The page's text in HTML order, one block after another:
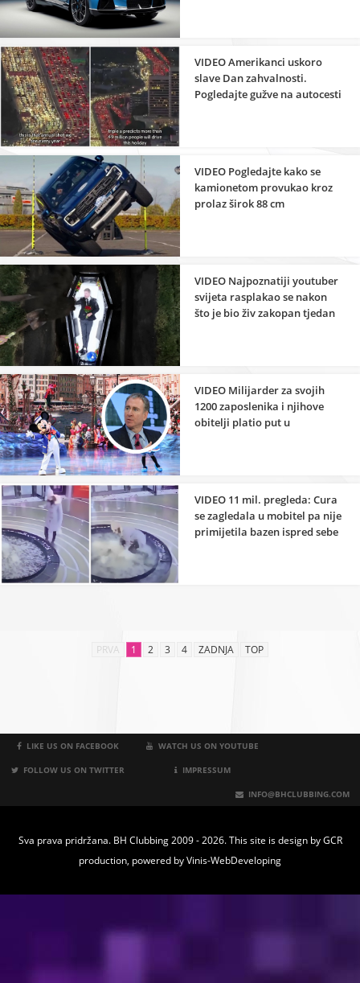
VIDEO Amerikanci uskoro
slave Dan zahvalnosti.
Pogledajte gužve na autocesti
VIDEO Pogledajte kako se
kamionetom provukao kroz
prolaz širok 88 cm
VIDEO Najpoznatiji youtuber
svijeta rasplakao se nakon
što je bio živ zakopan tjedan
VIDEO Milijarder za svojih
1200 zaposlenika i njihove
obitelji platio put u
VIDEO 11 mil. pregleda: Cura
se zagledala u mobitel pa nije
primijetila bazen ispred sebe
PRVA 1 2 3 4 ZADNJA TOP
LIKE US ON FACEBOOK WATCH US ON YOUTUBE
FOLLOW US ON TWITTER IMPRESSUM
INFO@BHCLUBBING.COM
Sva prava pridržana. BH Clubbing 2009 - 2026. This site is design byGCR
production, powered byVinis-WebDeveloping